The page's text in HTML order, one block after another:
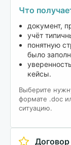
Что
документ,
учёт
понятную
было
кейсы.
Выберите
формате .doc
ситуацию.
Договор